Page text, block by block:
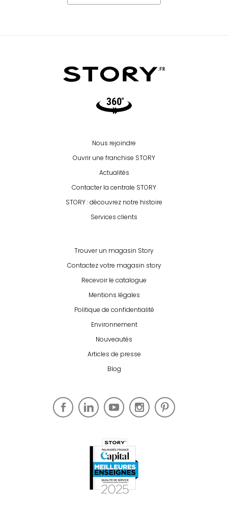
Video360
Nous rejoindre
Ouvrir une franchise STORY
Actualités
Contacter la centrale STORY
STORY : découvrez notre histoire
Services clients
Trouver un magasin Story
Contactez votre magasin story
Recevoir le catalogue
Mentions légales
Politique de confidentialité
Environnement
Nouveautés
Articles de presse
Blog